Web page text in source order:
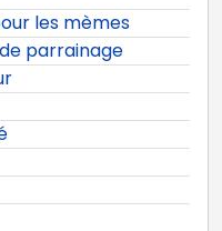
les mèmes
parrainage